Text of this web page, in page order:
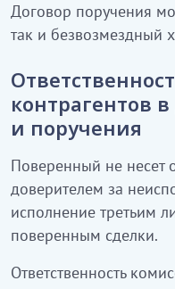
Договор поручения
так и безвозмездный
контрагентов
и поручения
Поверенный не несет
доверителем за
исполнение третьим
поверенным сделки.
Ответственность